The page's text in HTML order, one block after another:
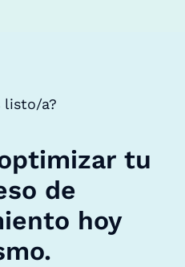
listo/a?
tu
de
hoy